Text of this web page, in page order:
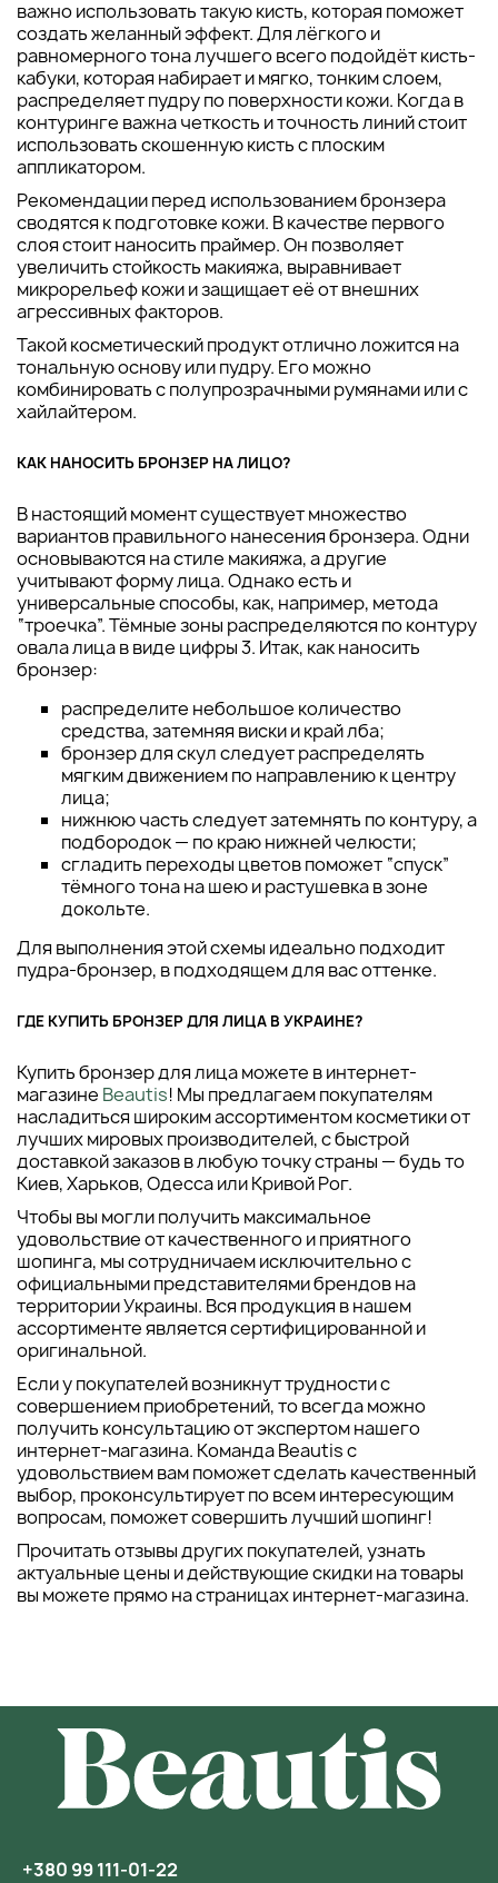
важно использовать такую кисть, которая поможет
создать желанный эффект. Для лёгкого и
равномерного тона лучшего всего подойдёт кисть-
кабуки, которая набирает и мягко, тонким слоем,
распределяет пудру по поверхности кожи. Когда в
контуринге важна четкость и точность линий стоит
использовать скошенную кисть с плоским
аппликатором.
Рекомендации перед использованием бронзера
сводятся к подготовке кожи. В качестве первого
слоя стоит наносить праймер. Он позволяет
увеличить стойкость макияжа, выравнивает
микрорельеф кожи и защищает её от внешних
агрессивных факторов.
Такой косметический продукт отлично ложится на
тональную основу или пудру. Его можно
комбинировать с полупрозрачными румянами или с
хайлайтером.
КАК НАНОСИТЬ БРОНЗЕР НА ЛИЦО?
В настоящий момент существует множество
вариантов правильного нанесения бронзера. Одни
основываются на стиле макияжа, а другие
учитывают форму лица. Однако есть и
универсальные способы, как, например, метода
“троечка”. Тёмные зоны распределяются по контуру
овала лица в виде цифры 3. Итак, как наносить
бронзер:
распределите небольшое количество
средства, затемняя виски и край лба;
бронзер для скул следует распределять
мягким движением по направлению к центру
лица;
нижнюю часть следует затемнять по контуру, а
подбородок — по краю нижней челюсти;
сгладить переходы цветов поможет “спуск”
тёмного тона на шею и растушевка в зоне
докольте.
Для выполнения этой схемы идеально подходит
пудра-бронзер, в подходящем для вас оттенке.
ГДЕ КУПИТЬ БРОНЗЕР ДЛЯ ЛИЦА В УКРАИНЕ?
Купить бронзер для лица можете в интернет-
магазине Beautis! Мы предлагаем покупателям
насладиться широким ассортиментом косметики от
лучших мировых производителей, с быстрой
доставкой заказов в любую точку страны — будь то
Киев, Харьков, Одесса или Кривой Рог.
Чтобы вы могли получить максимальное
удовольствие от качественного и приятного
шопинга, мы сотрудничаем исключительно с
официальными представителями брендов на
территории Украины. Вся продукция в нашем
ассортименте является сертифицированной и
оригинальной.
Если у покупателей возникнут трудности с
совершением приобретений, то всегда можно
получить консультацию от экспертом нашего
интернет-магазина. Команда Beautis с
удовольствием вам поможет сделать качественный
выбор, проконсультирует по всем интересующим
вопросам, поможет совершить лучший шопинг!
Прочитать отзывы других покупателей, узнать
актуальные цены и действующие скидки на товары
вы можете прямо на страницах интернет-магазина.
+380 99 111-01-22